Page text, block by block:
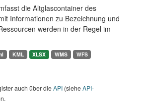
die Altglascontainer des
Informationen zu Bezeichnung und
werden in der Regel im
KML XLSX WMS WFS
auch über dieAPI (sieheAPI-